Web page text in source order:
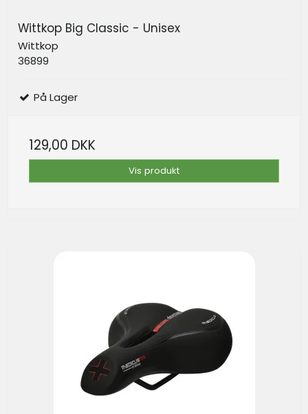
Wittkop Big Classic - Unisex
Wittkop
36899
På Lager
129,00 DKK
Vis produkt